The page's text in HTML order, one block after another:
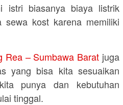
istri biasanya biaya listrik
kost karena memiliki
Rea – Sumbawa Barat juga
yang bisa kita sesuaikan
punya dan kebutuhan
tinggal.